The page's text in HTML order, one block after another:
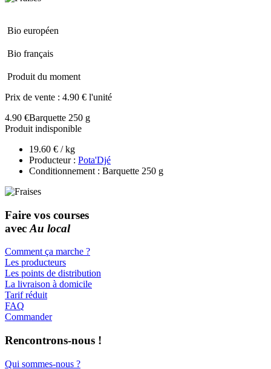
Bio européen
Bio français
Produit du moment
Prix de vente : 4.90 € l'unité
4.90 €Barquette 250 g
Produit indisponible
19.60 € / kg
Producteur : Pota'Djé
Conditionnement : Barquette 250 g
Faire vos courses
avec Au local
Comment ça marche ?
Les producteurs
Les points de distribution
La livraison à domicile
Tarif réduit
FAQ
Commander
Rencontrons-nous !
Qui sommes-nous ?